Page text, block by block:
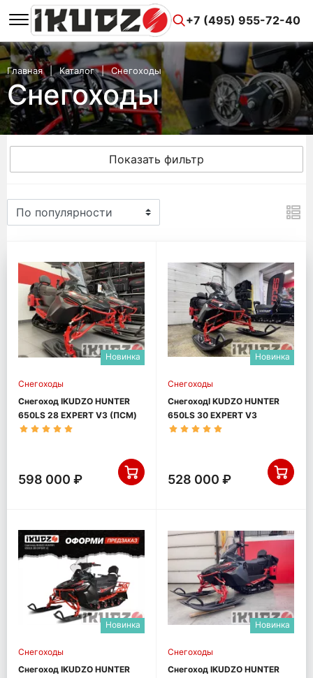
+7 (495) 955-72-40
Главная Каталог Снегоходы
Снегоходы
Показать фильтр
Новинка
Снегоходы
Снегоход IKUDZO HUNTER
650LS 28 EXPERT V3 (ПСМ)
598 000 ₽
Новинка
Снегоходы
СнегоходI KUDZO HUNTER
650LS 30 EXPERT V3
528 000 ₽
Новинка
Снегоходы
Снегоход IKUDZO HUNTER
Новинка
Снегоходы
Снегоход IKUDZO HUNTER